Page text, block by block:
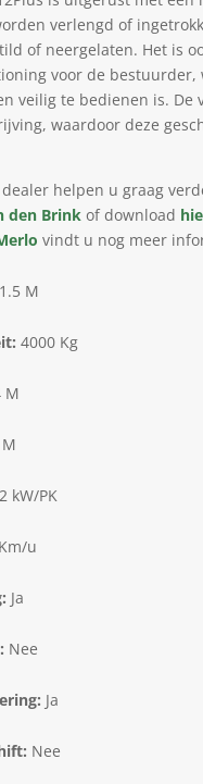
verlengd of
of neergelaten. Het is
voor de bestuurder,
veilig te bedienen is. De
waardoor deze
helpen u graag
den Brinkof download
vindt u nog meer
M
4000 Kg
M
kW/PK
u
Ja
Nee
Ja
Nee